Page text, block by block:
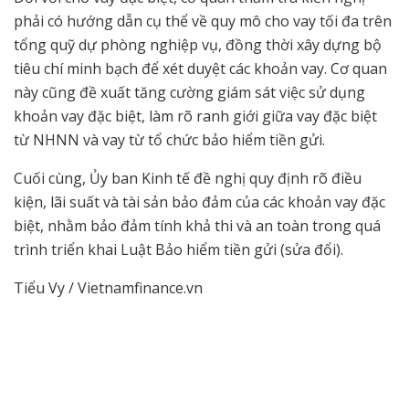
phải có hướng dẫn cụ thể về quy mô cho vay tối đa trên
tổng quỹ dự phòng nghiệp vụ, đồng thời xây dựng bộ
tiêu chí minh bạch để xét duyệt các khoản vay. Cơ quan
này cũng đề xuất tăng cường giám sát việc sử dụng
khoản vay đặc biệt, làm rõ ranh giới giữa vay đặc biệt
từ NHNN và vay từ tổ chức bảo hiểm tiền gửi.
Cuối cùng, Ủy ban Kinh tế đề nghị quy định rõ điều
kiện, lãi suất và tài sản bảo đảm của các khoản vay đặc
biệt, nhằm bảo đảm tính khả thi và an toàn trong quá
trình triển khai Luật Bảo hiểm tiền gửi (sửa đổi).
Tiểu Vy / Vietnamfinance.vn